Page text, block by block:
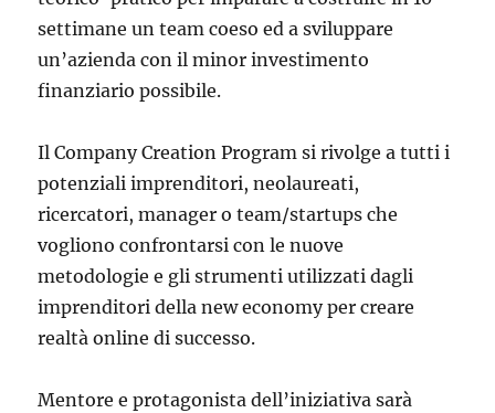
settimane un team coeso ed a sviluppare
un’azienda con il minor investimento
finanziario possibile.
Il Company Creation Program si rivolge a tutti i
potenziali imprenditori, neolaureati,
ricercatori, manager o team/startups che
vogliono confrontarsi con le nuove
metodologie e gli strumenti utilizzati dagli
imprenditori della new economy per creare
realtà online di successo.
Mentore e protagonista dell’iniziativa sarà